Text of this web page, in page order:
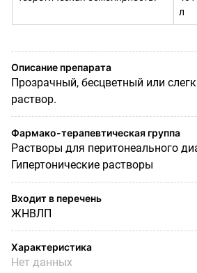
л
Описание препарата
Прозрачный, бесцветный или
раствор.
Фармако-терапевтическая группа
Растворы для перитонеального
Гипертонические растворы
Входит в перечень
ЖНВЛП
Характеристика
Нет данных